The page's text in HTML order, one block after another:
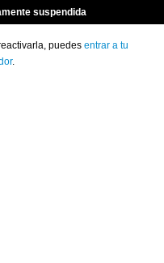
suspendida
puedes entrar a tu
.